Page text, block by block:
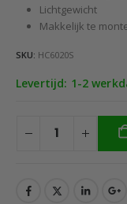
Lichtgewicht
Makkelijk te
SKU: HC6020S
Levertijd: 1-2